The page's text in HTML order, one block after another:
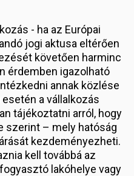
- ha az Európai
jogi aktusa eltérően
követően harminc
érdemben igazolható
annak közlése
a vállalkozás
tájékoztatni arról, hogy
szerint – mely hatóság
kezdeményezheti.
kell továbbá az
lakóhelye vagy